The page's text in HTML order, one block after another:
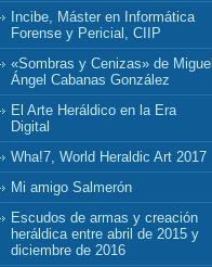
Incibe, Máster en Informática
Forense y Pericial, CIIP
«Sombras y Cenizas» de Miguel
Ángel Cabanas González
El Arte Heráldico en la Era
Digital
Wha!7, World Heraldic Art 2017
Mi amigo Salmerón
Escudos de armas y creación
heráldica entre abril de 2015 y
diciembre de 2016